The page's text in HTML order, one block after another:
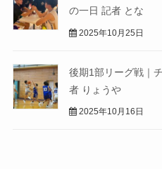
の一日 記者 とな
2025年10月25日
後期1部リーグ戦｜
者 りょうや
2025年10月16日